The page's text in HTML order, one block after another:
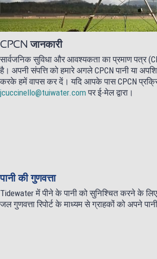
CPCN जानकारी
सार्वजनिक सुविधा और आवश्यकता का प्रमाण पत्र
है। अपनी संपत्ति को हमारे अगले CPCN पानी या
करके हमें वापस कर दें। यदि आपके पास CPCN
jcuccinello@tuiwater.comपर ई-मेल द्वारा।
पानी की गुणवत्ता
Tidewater में पीने के पानी को सुनिश्चित करने के लिए
जल गुणवत्ता रिपोर्ट के माध्यम से ग्राहकों को अपने